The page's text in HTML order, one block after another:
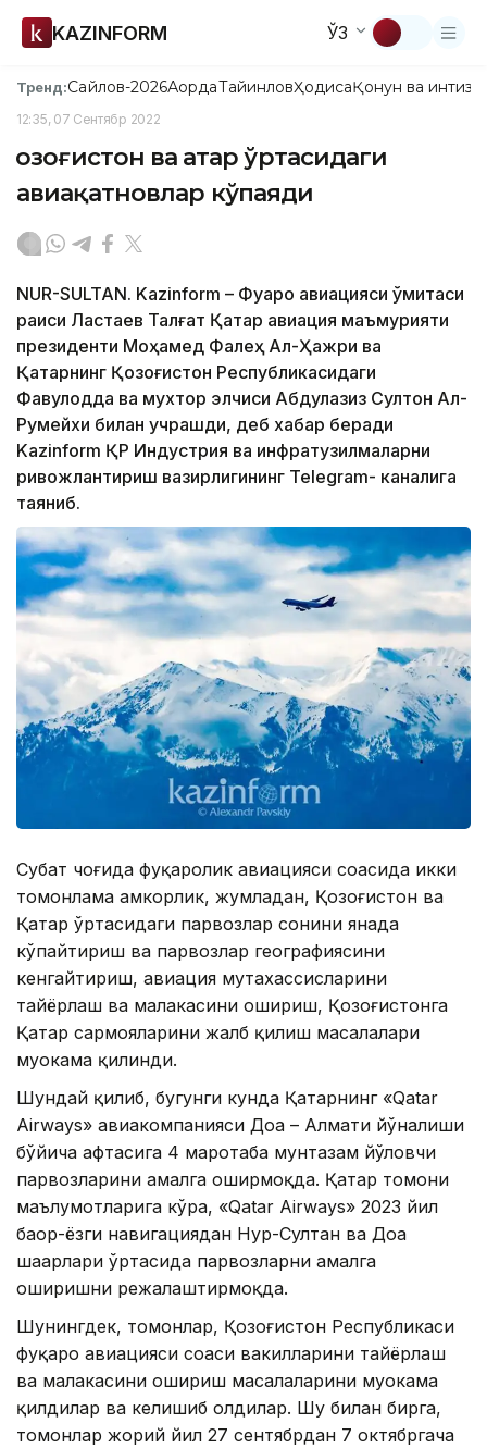
KAZINFORM ЎЗ
Тренд:Сайлов-2026АқордаТайинловҲодисаҚонун ва
12:35, 07 Сентябр 2022
Қозоғистон ва Қатар ўртасидаги
авиақатновлар кўпаяди
NUR-SULTAN. Kazinform – Фуқаро авиацияси қўмитаси
раиси Ластаев Талғат Қатар авиация маъмурияти
президенти Моҳамед Фалеҳ Ал-Ҳажри ва
Қатарнинг Қозоғистон Республикасидаги
Фавқулодда ва мухтор элчиси Абдулазиз Султон Ал-
Румейхи билан учрашди, деб хабар беради
Kazinform ҚР Индустрия ва инфратузилмаларни
ривожлантириш вазирлигининг Telegram- каналига
таяниб.
Суҳбат чоғида фуқаролик авиацияси соҳасида икки
томонлама ҳамкорлик, жумладан, Қозоғистон ва
Қатар ўртасидаги парвозлар сонини янада
кўпайтириш ва парвозлар географиясини
кенгайтириш, авиация мутахассисларини
тайёрлаш ва малакасини ошириш, Қозоғистонга
Қатар сармояларини жалб қилиш масалалари
муҳокама қилинди.
Шундай қилиб, бугунги кунда Қатарнинг «Qatar
Airways» авиакомпанияси Доҳа – Алмати йўналиши
бўйича ҳафтасига 4 маротаба мунтазам йўловчи
парвозларини амалга оширмоқда. Қатар томони
маълумотларига кўра, «Qatar Airways» 2023 йил
баҳор-ёзги навигациядан Нур-Султан ва Доҳа
шаҳарлари ўртасида парвозларни амалга
оширишни режалаштирмоқда.
Шунингдек, томонлар, Қозоғистон Республикаси
фуқаро авиацияси соҳаси вакилларини тайёрлаш
ва малакасини ошириш масалаларини муҳокама
қилдилар ва келишиб олдилар. Шу билан бирга,
томонлар жорий йил 27 сентябрдан 7 октябргача